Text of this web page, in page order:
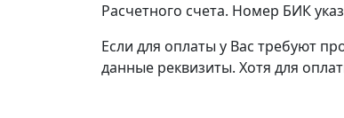
Расчетного счета. Номер БИК
Если для оплаты у Вас требуют
данные реквизиты. Хотя для